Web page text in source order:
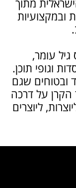
מתוך
ובמקצועיות
גיל עומר,
וגופי תוכן.
ובטוחים שגם
הקרן על דרכה
ליוצרים